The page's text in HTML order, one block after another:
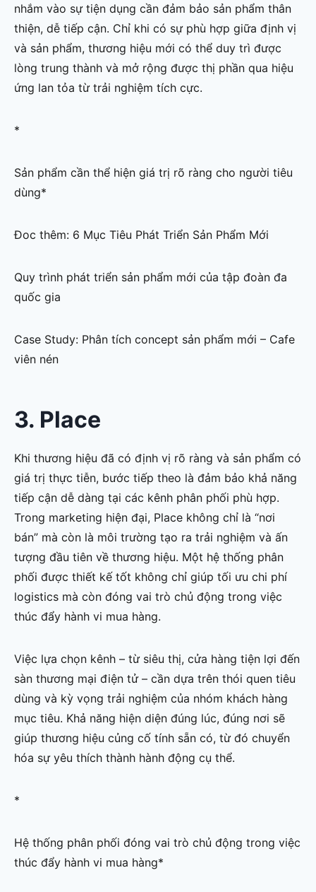
nhắm vào sự tiện dụng cần đảm bảo sản phẩm thân
thiện, dễ tiếp cận. Chỉ khi có sự phù hợp giữa định vị
và sản phẩm, thương hiệu mới có thể duy trì được
lòng trung thành và mở rộng được thị phần qua hiệu
ứng lan tỏa từ trải nghiệm tích cực.
*
Sản phẩm cần thể hiện giá trị rõ ràng cho người tiêu
dùng*
Đoc thêm: 6 Mục Tiêu Phát Triển Sản Phẩm Mới
Quy trình phát triển sản phẩm mới của tập đoàn đa
quốc gia
Case Study: Phân tích concept sản phẩm mới – Cafe
viên nén
3. Place
Khi thương hiệu đã có định vị rõ ràng và sản phẩm có
giá trị thực tiễn, bước tiếp theo là đảm bảo khả năng
tiếp cận dễ dàng tại các kênh phân phối phù hợp.
Trong marketing hiện đại, Place không chỉ là “nơi
bán” mà còn là môi trường tạo ra trải nghiệm và ấn
tượng đầu tiên về thương hiệu. Một hệ thống phân
phối được thiết kế tốt không chỉ giúp tối ưu chi phí
logistics mà còn đóng vai trò chủ động trong việc
thúc đẩy hành vi mua hàng.
Việc lựa chọn kênh – từ siêu thị, cửa hàng tiện lợi đến
sàn thương mại điện tử – cần dựa trên thói quen tiêu
dùng và kỳ vọng trải nghiệm của nhóm khách hàng
mục tiêu. Khả năng hiện diện đúng lúc, đúng nơi sẽ
giúp thương hiệu củng cố tính sẵn có, từ đó chuyển
hóa sự yêu thích thành hành động cụ thể.
*
Hệ thống phân phối đóng vai trò chủ động trong việc
thúc đẩy hành vi mua hàng*